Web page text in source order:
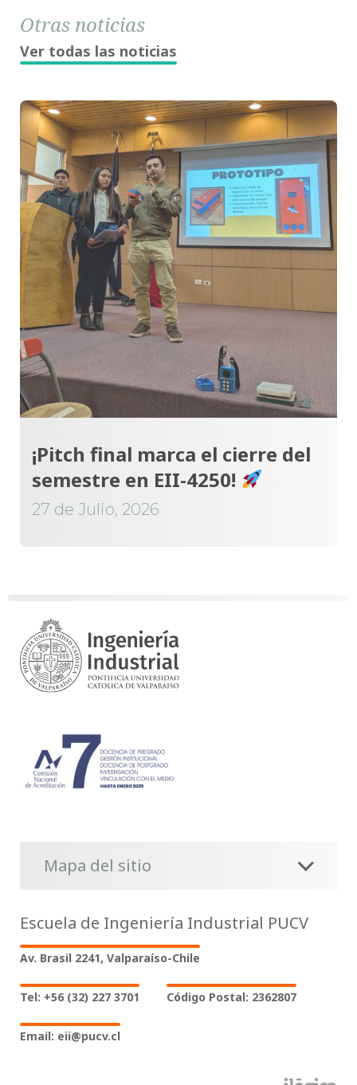
Otras noticias
Ver todas las noticias
¡Pitch final marca el cierre del
semestre en EII-4250!
27 de Julio, 2026
Mapa del sitio
Escuela de Ingeniería Industrial PUCV
Av. Brasil 2241, Valparaíso-Chile
Tel: +56 (32) 227 3701 Código Postal: 2362807
Email: eii@pucv.cl